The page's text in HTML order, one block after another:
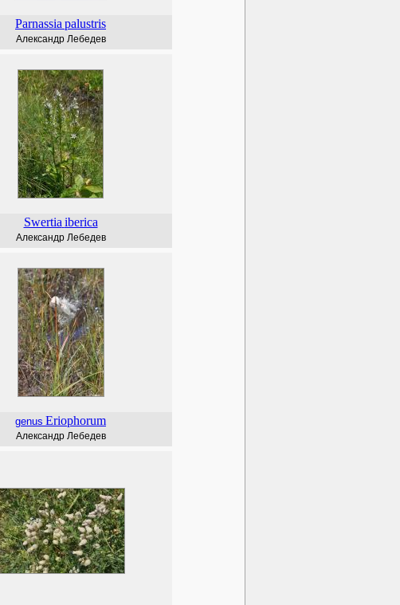
Parnassia palustris
Александр Лебедев
Swertia iberica
Александр Лебедев
genus Eriophorum
Александр Лебедев